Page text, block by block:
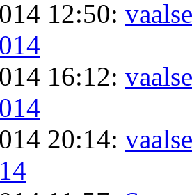
12:50:
16:12:
20:14: